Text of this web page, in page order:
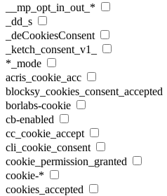
__mp_opt_in_out_*
_dd_s
_deCookiesConsent
_ketch_consent_v1_
*_mode
acris_cookie_acc
blocksy_cookies_consent_accepted
borlabs-cookie
cb-enabled
cc_cookie_accept
cli_cookie_consent
cookie_permission_granted
cookie-*
cookies_accepted